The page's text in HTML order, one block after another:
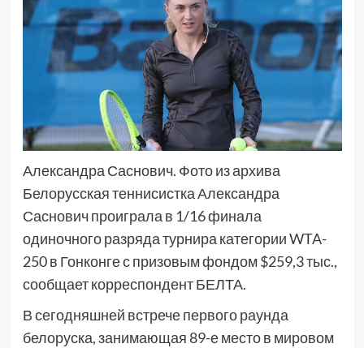
Александра Саснович. Фото из архива
Белорусская теннисистка Александра
Саснович проиграла в 1/16 финала
одиночного разряда турнира категории WTA-
250 в Гонконге с призовым фондом $259,3 тыс.,
сообщает корреспондент БЕЛТА.
В сегодняшней встрече первого раунда
белоруска, занимающая 89-е место в мировом